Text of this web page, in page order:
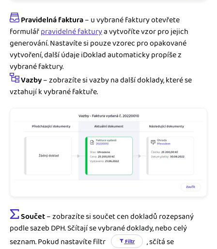
Pravidelná faktura– u vybrané faktury otevřete
formulářpravidelné fakturya vytvoříte vzor pro jejich
generování. Nastavíte si pouze vzorec pro opakované
vytvoření, další údaje iDoklad automaticky propíše z
vybrané faktury.
Vazby– zobrazíte si vazby na další doklady, které se
vztahují k vybrané faktuře.
Součet– zobrazíte si součet cen dokladů rozepsaný
podle sazeb DPH. Sčítají se vybrané doklady, nebo celý
seznam. Pokud nastavíte filtr
Filtr
, sčítá se